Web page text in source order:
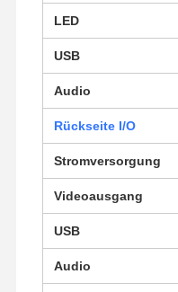
Kontakt
Firewall Mini PC
Industrieller Mini-PC
LED
USB
Audio
Rückseite I/O
Stromversorgung
Videoausgang
USB
Audio